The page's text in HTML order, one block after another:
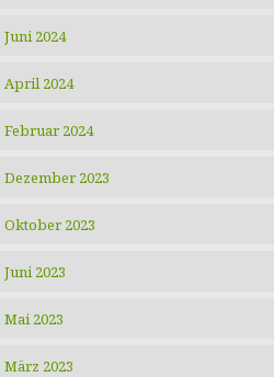
Juni 2024
April 2024
Februar 2024
Dezember 2023
Oktober 2023
Juni 2023
Mai 2023
März 2023